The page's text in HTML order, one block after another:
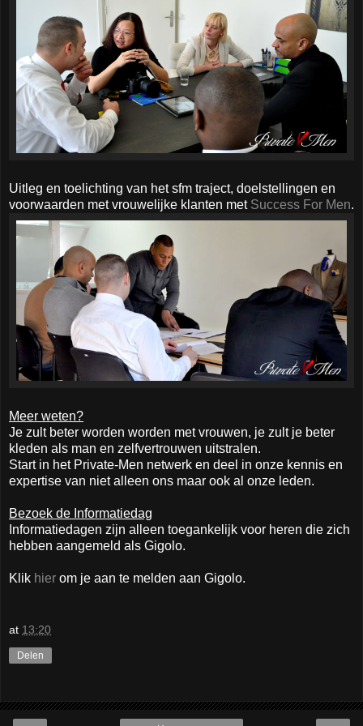
Uitleg en toelichting van het sfm traject, doelstellingen en
voorwaarden met vrouwelijke klanten met Success For Men.
Meer weten?
Je zult beter worden worden met vrouwen, je zult je beter
kleden als man en zelfvertrouwen uitstralen.
Start in het Private-Men netwerk en deel in onze kennis en
expertise van niet alleen ons maar ook al onze leden.
Bezoek de Informatiedag
Informatiedagen zijn alleen toegankelijk voor heren die zich
hebben aangemeld als Gigolo.
Klik hier om je aan te melden aan Gigolo.
at 13:20
Delen